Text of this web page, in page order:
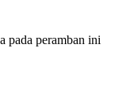
pada peramban ini